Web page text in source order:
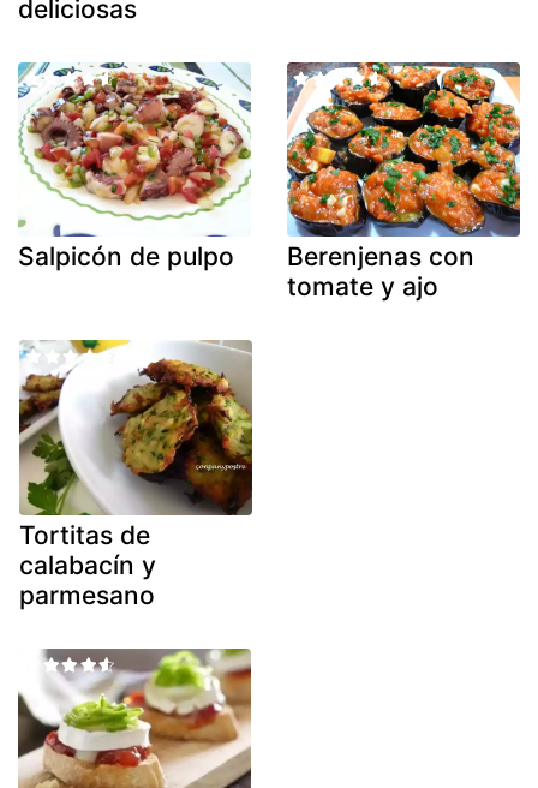
deliciosas
Salpicón de pulpo
Berenjenas con
tomate y ajo
Tortitas de
calabacín y
parmesano